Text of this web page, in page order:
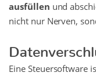
ausfüllen und
nicht nur Nerven,
Eine Steuersoftware